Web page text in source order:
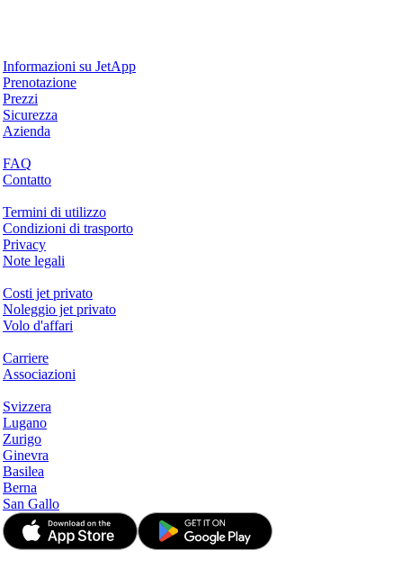
Informazioni su JetApp
Prenotazione
Prezzi
Sicurezza
Azienda
FAQ
Contatto
Termini di utilizzo
Condizioni di trasporto
Privacy
Note legali
Costi jet privato
Noleggio jet privato
Volo d'affari
Carriere
Associazioni
Svizzera
Lugano
Zurigo
Ginevra
Basilea
Berna
San Gallo